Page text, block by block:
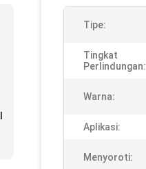
Tipe:
Tingkat
Perlindungan:
Warna:
Aplikasi:
Menyoroti: